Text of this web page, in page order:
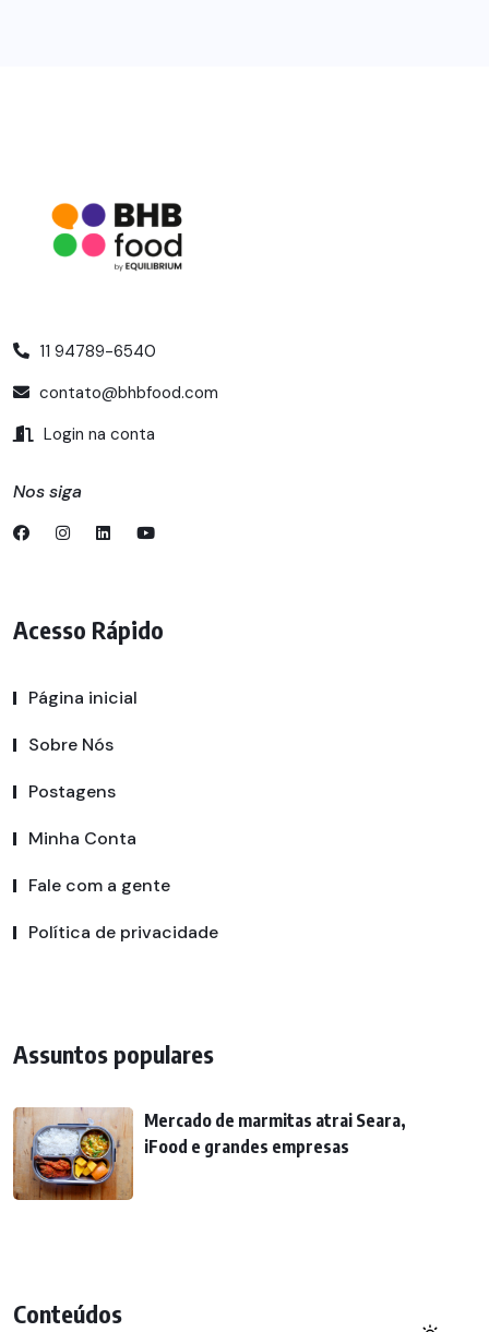
11 94789-6540
contato@bhbfood.com
Login na conta
Nos siga
Acesso Rápido
Página inicial
Sobre Nós
Postagens
Minha Conta
Fale com a gente
Política de privacidade
Assuntos populares
Mercado de marmitas atrai Seara,
iFood e grandes empresas
Conteúdos